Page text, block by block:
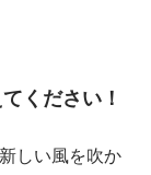
ください！
しい風を吹か